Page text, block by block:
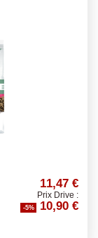
11,47 €
Prix Drive :
-5% 10,90 €